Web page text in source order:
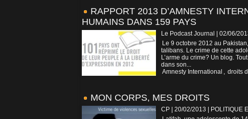
RAPPORT 2013 D’AMNESTY
HUMAINS DANS 159 PAYS
Le Podcast Journal | 02/06/
Le 9 octobre 2012 au
talibans. Le crime de cette
L’arme du crime? Un blog.
dans son...
Amnesty International , droits
MON CORPS, MES DROITS
CP | 20/02/2013
POLITIQUE